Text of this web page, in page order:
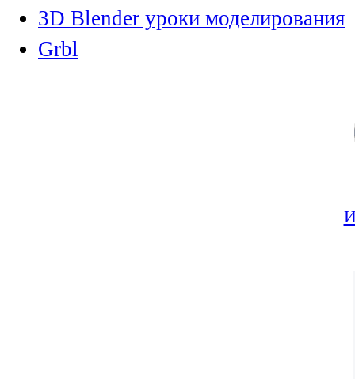
3D Blender уроки моделирования
Grbl